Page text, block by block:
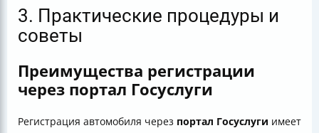
3. Практические процедуры и
советы
Преимущества регистрации
через портал Госуслуги
Регистрация автомобиля через портал Госуслуги имеет